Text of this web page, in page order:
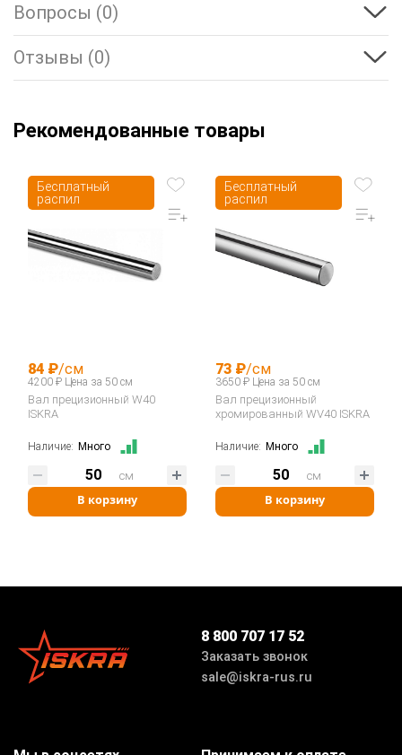
Вопросы (0)
Отзывы (0)
Рекомендованные товары
Бесплатный
распил
84 ₽/см
4200 ₽ Цена за 50 см
Вал прецизионный W40
ISKRA
Наличие: Много
В корзину
см
Бесплатный
распил
73 ₽/см
3650 ₽ Цена за 50 см
Вал прецизионный
хромированный WV40 ISKRA
Наличие: Много
В корзину
см
8 800 707 17 52
Заказать звонок
sale@iskra-rus.ru